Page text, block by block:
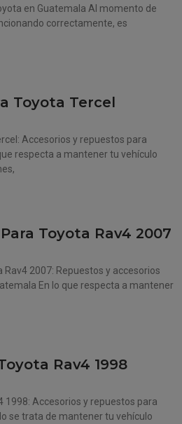
en Guatemala Al momento de
correctamente, es
Toyota Tercel
Accesorios y repuestos para
respecta a mantener tu vehículo
Toyota Rav4 2007
2007: Repuestos y accesorios
En lo que respecta a mantener
Rav4 1998
1998: Accesorios y repuestos para
se trata de mantener tu vehículo